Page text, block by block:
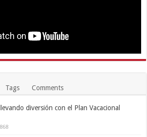
Tags Comments
diversión con el Plan Vacacional